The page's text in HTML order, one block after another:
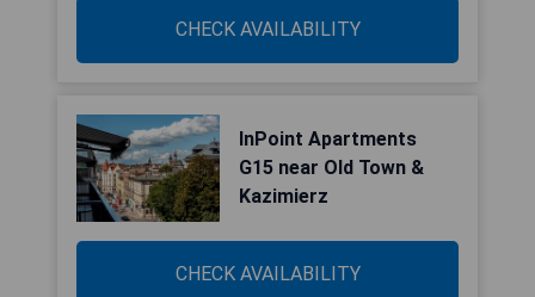
CHECK AVAILABILITY
InPoint Apartments
G15 near Old Town &
Kazimierz
CHECK AVAILABILITY